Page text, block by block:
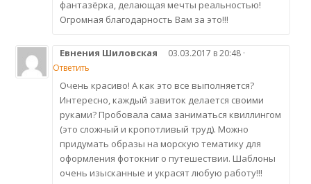
фантазёрка, делающая мечты реальностью!
Огромная благодарность Вам за это!!!
Евнения Шиловская
03.03.2017 в 20:48 ·
Ответить
Очень красиво! А как это все выполняется?
Интересно, каждый завиток делается своими
руками? Пробовала сама заниматься квиллингом
(это сложный и кропотливый труд). Можно
придумать образы на морскую тематику для
оформления фотокниг о путешествии. Шаблоны
очень изысканные и украсят любую работу!!!